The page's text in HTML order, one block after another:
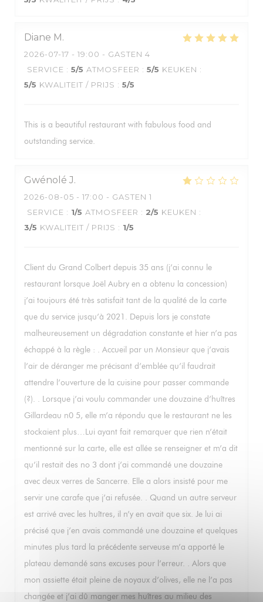
Diane M
2026-07-17 - 19:00 - GASTEN 4
SERVICE : 5/5 ATMOSFEER : 5/5 KEUKEN :
5/5 KWALITEIT / PRIJS : 5/5
This is a beautiful restaurant with fabulous food and
outstanding service.
Gwénolé J
2026-08-05 - 17:00 - GASTEN 1
SERVICE : 1/5 ATMOSFEER : 2/5 KEUKEN :
3/5 KWALITEIT / PRIJS : 1/5
Client du Grand Colbert depuis 35 ans (j’ai connu le
restaurant lorsque Joël Aubry en a obtenu la concession)
j’ai toujours été très satisfait tant de la qualité de la carte
que du service jusqu’à 2021. Depuis lors je constate
malheureusement un dégradation constante et hier n’a pas
échappé à la règle : . Accueil par un Monsieur que j’avais
l’air de déranger me précisant d’emblée qu’il faudrait
attendre l’ouverture de la cuisine pour passer commande
(?). . Lorsque j’ai voulu commander une douzaine d’huîtres
Gillardeau n0 5, elle m’a répondu que le restaurant ne les
stockaient plus…Lui ayant fait remarquer que rien n’était
mentionné sur la carte, elle est allée se renseigner et m’a dit
qu’il restait des no 3 dont j’ai commandé une douzaine
avec deux verres de Sancerre. Elle a alors insisté pour me
servir une carafe que j’ai refusée. . Quand un autre serveur
est arrivé avec les huîtres, il n’y en avait que six. Je lui ai
précisé que j’en avais commandé une douzaine et quelques
minutes plus tard la précédente serveuse m’a apporté le
plateau demandé sans excuses pour l’erreur. . Alors que
mon assiette était pleine de noyaux d’olives, elle ne l’a pas
changée et j’ai dû manger mes huîtres au milieu des